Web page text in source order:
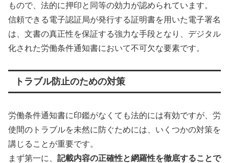
もので、法的に押印と同等の効力が認められています。
信頼できる電子認証局が発行する証明書を用いた電子署名
は、文書の真正性を保証する強力な手段となり、デジタル
化された労働条件通知書において不可欠な要素です。
トラブル防止のための対策
労働条件通知書に印鑑がなくても法的には有効ですが、労
使間のトラブルを未然に防ぐためには、いくつかの対策を
講じることが重要です。
まず第一に、 記載内容の正確性と網羅性を徹底することで